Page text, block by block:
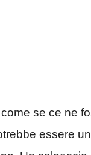
se ce ne
essere